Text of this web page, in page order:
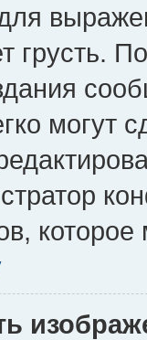
грусть.
могут